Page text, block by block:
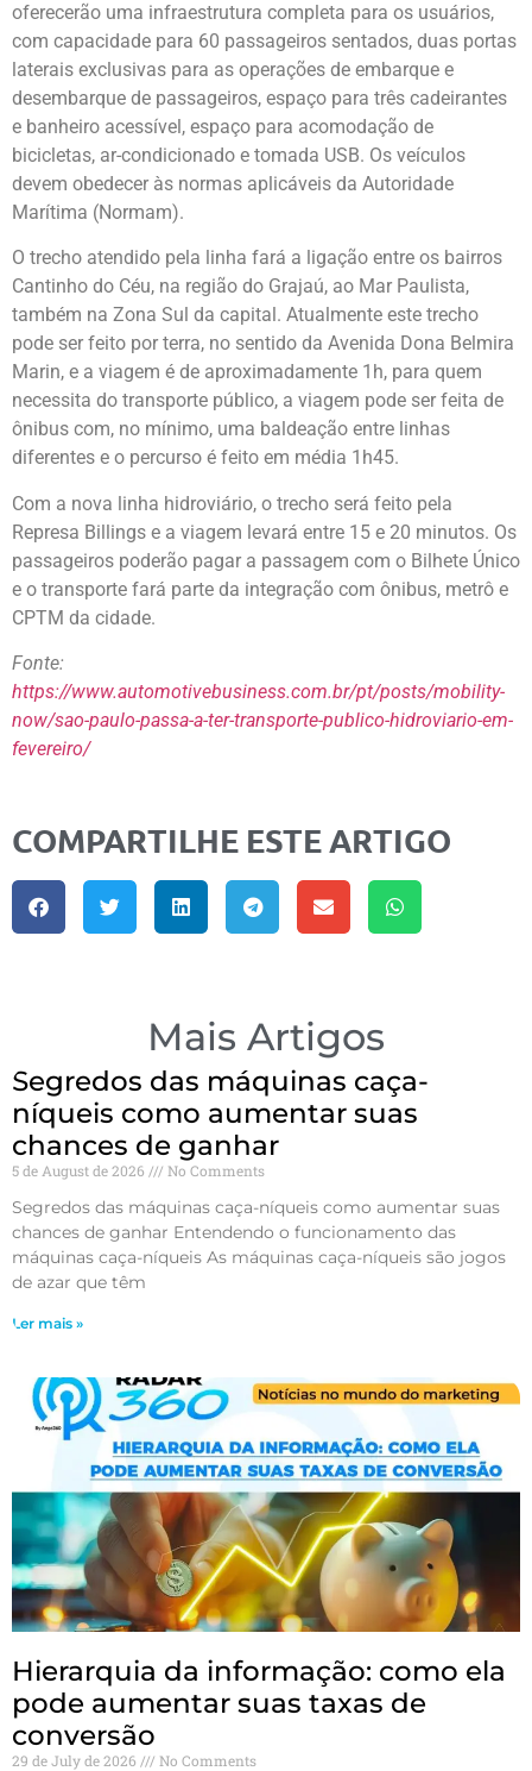
oferecerão uma infraestrutura completa para os usuários,
com capacidade para 60 passageiros sentados, duas portas
laterais exclusivas para as operações de embarque e
desembarque de passageiros, espaço para três cadeirantes
e banheiro acessível, espaço para acomodação de
bicicletas, ar-condicionado e tomada USB. Os veículos
devem obedecer às normas aplicáveis da Autoridade
Marítima (Normam).
O trecho atendido pela linha fará a ligação entre os bairros
Cantinho do Céu, na região do Grajaú, ao Mar Paulista,
também na Zona Sul da capital. Atualmente este trecho
pode ser feito por terra, no sentido da Avenida Dona Belmira
Marin, e a viagem é de aproximadamente 1h, para quem
necessita do transporte público, a viagem pode ser feita de
ônibus com, no mínimo, uma baldeação entre linhas
diferentes e o percurso é feito em média 1h45.
Com a nova linha hidroviário, o trecho será feito pela
Represa Billings e a viagem levará entre 15 e 20 minutos. Os
passageiros poderão pagar a passagem com o Bilhete Único
e o transporte fará parte da integração com ônibus, metrô e
CPTM da cidade.
Fonte:
https://www.automotivebusiness.com.br/pt/posts/mobility-
now/sao-paulo-passa-a-ter-transporte-publico-hidroviario-em-
fevereiro/
COMPARTILHE ESTE ARTIGO
Mais Artigos
Segredos das máquinas caça-
níqueis como aumentar suas
chances de ganhar
5 de August de 2026 No Comments
Segredos das máquinas caça-níqueis como aumentar suas
chances de ganhar Entendendo o funcionamento das
máquinas caça-níqueis As máquinas caça-níqueis são jogos
de azar que têm
Ler mais »
Hierarquia da informação: como ela
pode aumentar suas taxas de
conversão
29 de July de 2026 No Comments